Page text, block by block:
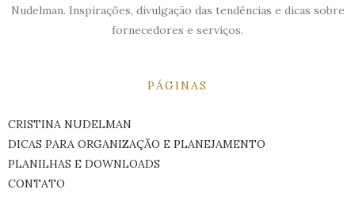
Nudelman. Inspirações, divulgação das tendências e dicas sobre
fornecedores e serviços.
PÁGINAS
CRISTINA NUDELMAN
DICAS PARA ORGANIZAÇÃO E PLANEJAMENTO
PLANILHAS E DOWNLOADS
CONTATO